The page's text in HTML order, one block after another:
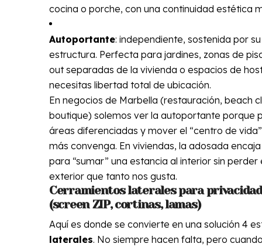
cocina o porche, con una continuidad estética
Autoportante: independiente, sostenida por
estructura. Perfecta para jardines, zonas de
out separadas de la vivienda o espacios de
necesitas libertad total de ubicación.
En negocios de Marbella (restauración, beach
boutique) solemos ver la autoportante porque
áreas diferenciadas y mover el “centro de
más convenga. En viviendas, la adosada
para “sumar” una estancia al interior sin perder
exterior que tanto nos gusta.
Cerramientos laterales para
(screen ZIP, cortinas, lamas)
Aquí es donde se convierte en una solución 4
laterales. No siempre hacen falta, pero